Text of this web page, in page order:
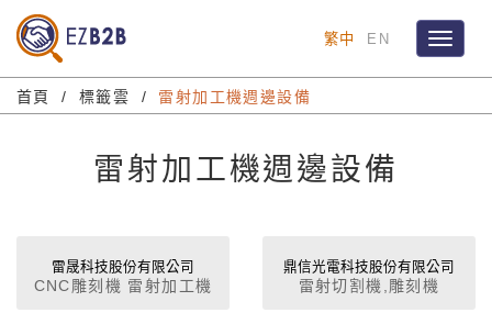
Toggle
繁中 EN
首頁 標籤雲 雷射加工機週邊設備
雷射加工機週邊設備
雷晟科技股份有限公司
CNC雕刻機 雷射加工機
鼎信光電科技股份有限公司
雷射切割機,雕刻機